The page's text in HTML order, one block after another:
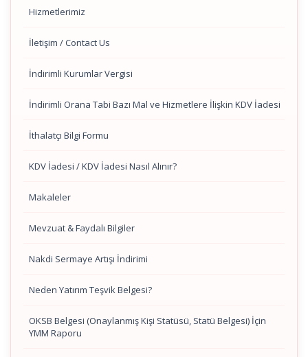
Hizmetlerimiz
İletişim / Contact Us
İndirimli Kurumlar Vergisi
İndirimli Orana Tabi Bazı Mal ve Hizmetlere İlişkin KDV İadesi
İthalatçı Bilgi Formu
KDV İadesi / KDV İadesi Nasıl Alınır?
Makaleler
Mevzuat & Faydalı Bilgiler
Nakdi Sermaye Artışı İndirimi
Neden Yatırım Teşvik Belgesi?
OKSB Belgesi (Onaylanmış Kişi Statüsü, Statü Belgesi) İçin
YMM Raporu